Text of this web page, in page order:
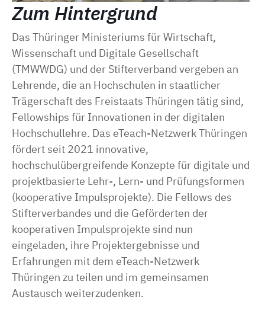
Zum Hintergrund
Das Thüringer Ministeriums für Wirtschaft,
Wissenschaft und Digitale Gesellschaft
(TMWWDG) und der Stifterverband vergeben an
Lehrende, die an Hochschulen in staatlicher
Trägerschaft des Freistaats Thüringen tätig sind,
Fellowships für Innovationen in der digitalen
Hochschullehre. Das eTeach-Netzwerk Thüringen
fördert seit 2021 innovative,
hochschulübergreifende Konzepte für digitale und
projektbasierte Lehr-, Lern- und Prüfungsformen
(kooperative Impulsprojekte). Die Fellows des
Stifterverbandes und die Geförderten der
kooperativen Impulsprojekte sind nun
eingeladen, ihre Projektergebnisse und
Erfahrungen mit dem eTeach-Netzwerk
Thüringen zu teilen und im gemeinsamen
Austausch weiterzudenken.